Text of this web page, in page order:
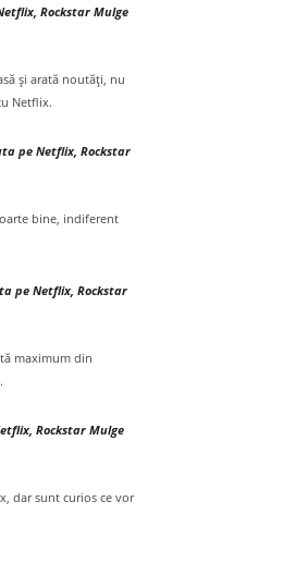
Rockstar Mulge
și arată noutăți, nu
Netflix.
pe Netflix, Rockstar
bine, indiferent
pe Netflix, Rockstar
maximum din
Rockstar Mulge
dar sunt curios ce vor